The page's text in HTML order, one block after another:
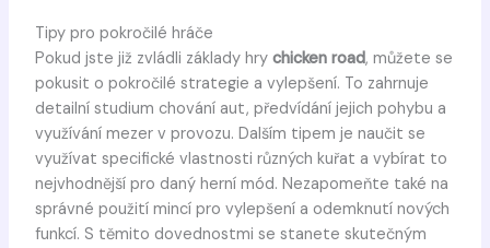
Tipy pro pokročilé hráče
Pokud jste již zvládli základy hry chicken road, můžete se
pokusit o pokročilé strategie a vylepšení. To zahrnuje
detailní studium chování aut, předvídání jejich pohybu a
využívání mezer v provozu. Dalším tipem je naučit se
využívat specifické vlastnosti různých kuřat a vybírat to
nejvhodnější pro daný herní mód. Nezapomeňte také na
správné použití mincí pro vylepšení a odemknutí nových
funkcí. S těmito dovednostmi se stanete skutečným